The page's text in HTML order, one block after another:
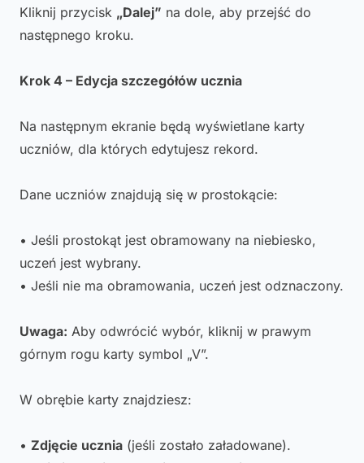
Kliknij przycisk „Dalej” na dole, aby przejść do
następnego kroku.
Krok 4 – Edycja szczegółów ucznia
Na następnym ekranie będą wyświetlane karty
uczniów, dla których edytujesz rekord.
Dane uczniów znajdują się w prostokącie:
• Jeśli prostokąt jest obramowany na niebiesko,
uczeń jest wybrany.
• Jeśli nie ma obramowania, uczeń jest odznaczony.
Uwaga: Aby odwrócić wybór, kliknij w prawym
górnym rogu karty symbol „V”.
W obrębie karty znajdziesz:
• Zdjęcie ucznia (jeśli zostało załadowane).